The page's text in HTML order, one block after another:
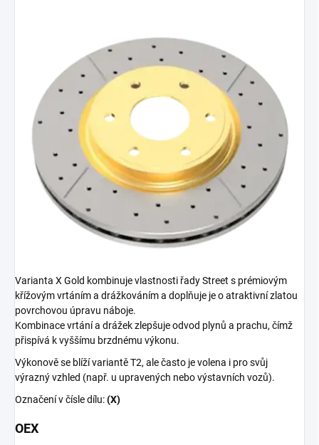
Varianta X Gold kombinuje vlastnosti řady Street s prémiovým
křížovým vrtáním a drážkováním a doplňuje je o atraktivní zlatou
povrchovou úpravu náboje.
Kombinace vrtání a drážek zlepšuje odvod plynů a prachu, čímž
přispívá k vyššímu brzdnému výkonu.
Výkonově se blíží variantě T2, ale často je volena i pro svůj
výrazný vzhled (např. u upravených nebo výstavních vozů).
Označení v čísle dílu:(X)
OEX